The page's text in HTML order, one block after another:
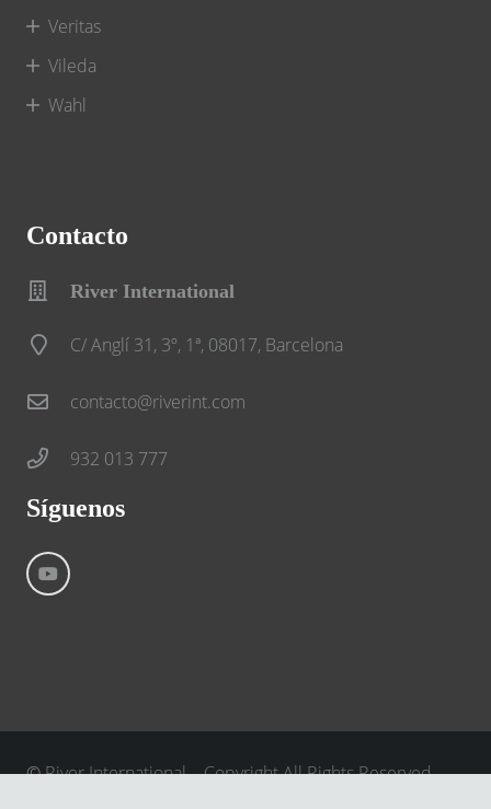
Veritas
Vileda
Wahl
Contacto
River International
C/ Anglí 31, 3º, 1ª, 08017, Barcelona
contacto@riverint.com
932 013 777
Síguenos
©River International – Copyright All Rights Reserved